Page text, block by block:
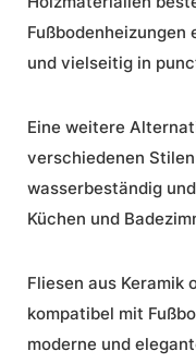
Fußbodenheizungen
und vielseitig in
Eine weitere
verschiedenen
wasserbeständig
Küchen und
Fliesen aus Keramik
kompatibel mit
moderne und